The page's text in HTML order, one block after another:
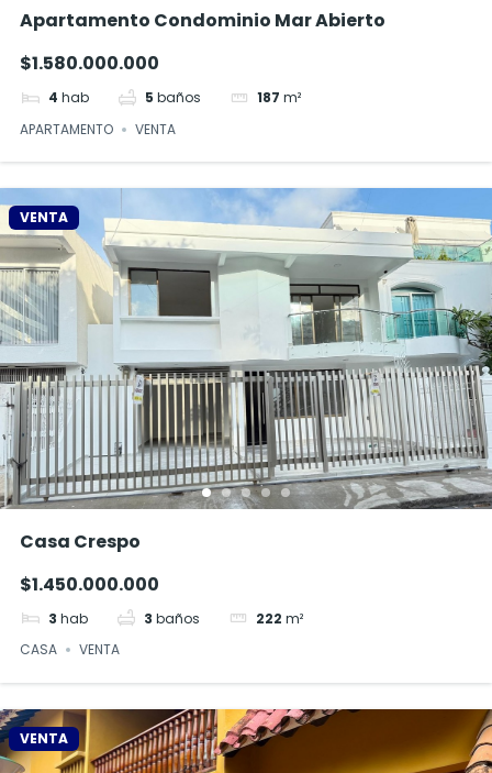
Apartamento Condominio Mar Abierto
$1.580.000.000
4 hab 5 baños 187 m²
APARTAMENTO
VENTA
VENTA
Casa Crespo
$1.450.000.000
3 hab 3 baños 222 m²
CASA
VENTA
VENTA